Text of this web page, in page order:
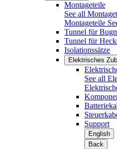
Montageteile
See all
Montageteile
Tunnel für
Tunnel für
Isolationssätze
Elektrisches
See all
Support
English
Back